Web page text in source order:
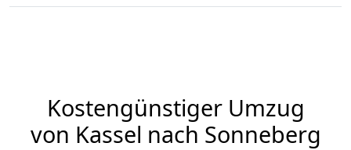
Kostengünstiger Umzug
von Kassel nach Sonneberg